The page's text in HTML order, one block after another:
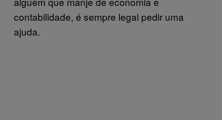
contabilidade, é sempre legal pedir uma
ajuda.